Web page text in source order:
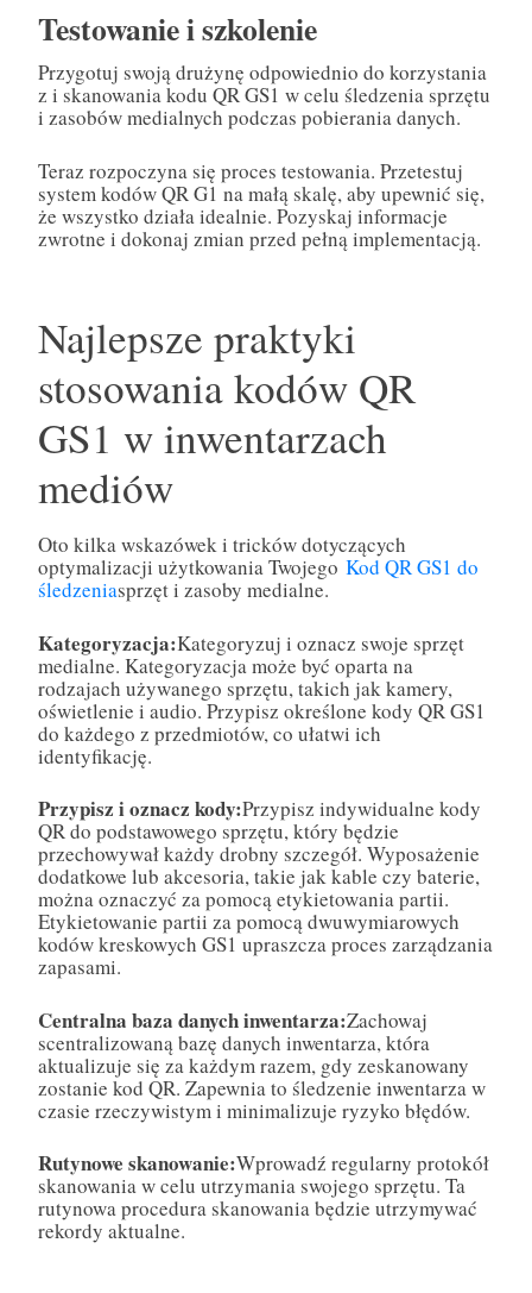
Testowanie i szkolenie
Przygotuj swoją drużynę odpowiednio do korzystania
z i skanowania kodu QR GS1 w celu śledzenia sprzętu
i zasobów medialnych podczas pobierania danych.
Teraz rozpoczyna się proces testowania. Przetestuj
system kodów QR G1 na małą skalę, aby upewnić się,
że wszystko działa idealnie. Pozyskaj informacje
zwrotne i dokonaj zmian przed pełną implementacją.
Najlepsze praktyki
stosowania kodów QR
GS1 w inwentarzach
mediów
Oto kilka wskazówek i tricków dotyczących
optymalizacji użytkowania Twojego Kod QR GS1 do
śledzeniasprzęt i zasoby medialne.
Kategoryzacja:Kategoryzuj i oznacz swoje sprzęt
medialne. Kategoryzacja może być oparta na
rodzajach używanego sprzętu, takich jak kamery,
oświetlenie i audio. Przypisz określone kody QR GS1
do każdego z przedmiotów, co ułatwi ich
identyfikację.
Przypisz i oznacz kody:Przypisz indywidualne kody
QR do podstawowego sprzętu, który będzie
przechowywał każdy drobny szczegół. Wyposażenie
dodatkowe lub akcesoria, takie jak kable czy baterie,
można oznaczyć za pomocą etykietowania partii.
Etykietowanie partii za pomocą dwuwymiarowych
kodów kreskowych GS1 upraszcza proces zarządzania
zapasami.
Centralna baza danych inwentarza:Zachowaj
scentralizowaną bazę danych inwentarza, która
aktualizuje się za każdym razem, gdy zeskanowany
zostanie kod QR. Zapewnia to śledzenie inwentarza w
czasie rzeczywistym i minimalizuje ryzyko błędów.
Rutynowe skanowanie:Wprowadź regularny protokół
skanowania w celu utrzymania swojego sprzętu. Ta
rutynowa procedura skanowania będzie utrzymywać
rekordy aktualne.